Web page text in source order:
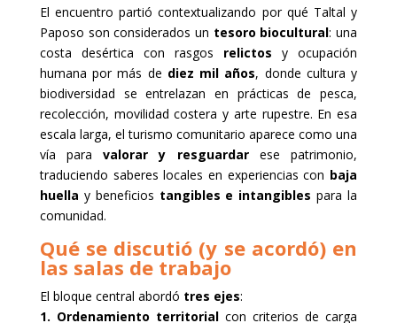
El encuentro partió contextualizando por qué Taltal y
Paposo son considerados un tesoro biocultural: una
costa desértica con rasgos relictos y ocupación
humana por más de diez mil años, donde cultura y
biodiversidad se entrelazan en prácticas de pesca,
recolección, movilidad costera y arte rupestre. En esa
escala larga, el turismo comunitario aparece como una
vía paravalorar y resguardarese patrimonio,
traduciendo saberes locales en experiencias con baja
huella y beneficios tangibles e intangibles para la
comunidad.
Qué se discutió (y se acordó) en
las salas de trabajo
El bloque central abordó tres ejes:
1. Ordenamiento territorialcon criterios de carga